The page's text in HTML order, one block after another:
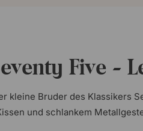
Five -
kleine Bruder des Klassikers
und schlankem